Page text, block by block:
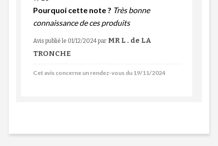
Pourquoi cette note ? Très bonne
connaissance de ces produits
Avis publié le 01/12/2024par MR L . de LA
TRONCHE
Cet avis concerne un rendez-vous du 19/11/2024